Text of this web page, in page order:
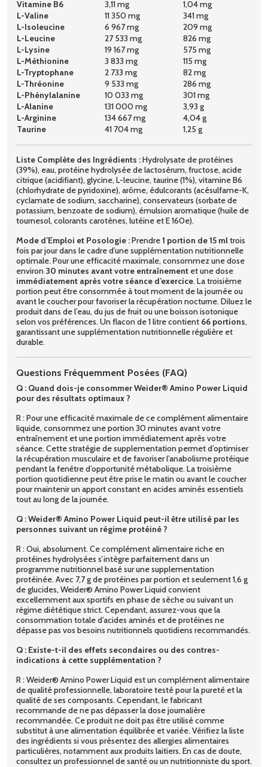
Vitamine B6 3,11 mg
1,04 mg
L-Valine
11 350 mg
341 mg
L-Isoleucine
6 967 mg
209 mg
L-Leucine
27 533 mg
826 mg
L-Lysine
19 167 mg
575 mg
L-Méthionine
3 833 mg
115 mg
L-Tryptophane
2 733 mg
82 mg
L-Thréonine
9 533 mg
286 mg
L-Phénylalanine
10 033 mg
301 mg
L-Alanine
131 000 mg
3,93 g
L-Arginine
134 667 mg
4,04 g
Taurine
41 704 mg 1,25 g
Liste Complète des Ingrédients :Hydrolysate de protéines
(39%), eau, protéine hydrolysée de lactosérum, fructose, acide
citrique (acidifiant), glycine, L-leucine, taurine (1%), vitamine B6
(chlorhydrate de pyridoxine), arôme, édulcorants (acésulfame-K,
cyclamate de sodium, saccharine), conservateurs (sorbate de
potassium, benzoate de sodium), émulsion aromatique (huile de
tournesol, colorants carotènes, lutéine et E 160e).
Mode d’Emploi et Posologie :Prendre1 portion de 15 mltrois
fois par jour dans le cadre d’une supplémentation nutritionnelle
optimale. Pour une efficacité maximale, consommez une dose
environ 30 minutes avant votre entraînement et une dose
immédiatement après votre séance d’exercice. La troisième
portion peut être consommée à tout moment de la journée ou
avant le coucher pour favoriser la récupération nocturne. Diluez le
produit dans de l’eau, du jus de fruit ou une boisson isotonique
selon vos préférences. Un flacon de 1 litre contient 66 portions,
garantissant une supplémentation nutritionnelle régulière et
durable.
Questions Fréquemment Posées (FAQ)
Q : Quand dois-je consommer Weider® Amino Power Liquid
pour des résultats optimaux ?
R : Pour une efficacité maximale de ce complément alimentaire
liquide, consommez une portion 30 minutes avant votre
entraînement et une portion immédiatement après votre
séance. Cette stratégie de supplementation permet d’optimiser
la récupération musculaire et de favoriser l’anabolisme protéique
pendant la fenêtre d’opportunité métabolique. La troisième
portion quotidienne peut être prise le matin ou avant le coucher
pour maintenir un apport constant en acides aminés essentiels
tout au long de la journée.
Q : Weider® Amino Power Liquid peut-il être utilisé par les
personnes suivant un régime protéiné ?
R : Oui, absolument. Ce complément alimentaire riche en
protéines hydrolysées s’intègre parfaitement dans un
programme nutritionnel basé sur une supplementation
protéinée. Avec 7,7 g de protéines par portion et seulement 1,6 g
de glucides, Weider® Amino Power Liquid convient
excellemment aux sportifs en phase de sèche ou suivant un
régime diététique strict. Cependant, assurez-vous que la
consommation totale d’acides aminés et de protéines ne
dépasse pas vos besoins nutritionnels quotidiens recommandés.
Q : Existe-t-il des effets secondaires ou des contres-
indications à cette supplémentation ?
R : Weider® Amino Power Liquid est un complément alimentaire
de qualité professionnelle, laboratoire testé pour la pureté et la
qualité de ses composants. Cependant, le fabricant
recommande de ne pas dépasser la dose journalière
recommandée. Ce produit ne doit pas être utilisé comme
substitut à une alimentation équilibrée et variée. Vérifiez la liste
des ingrédients si vous présentez des allergies alimentaires
particulières, notamment aux produits laitiers. En cas de doute,
consultez un professionnel de santé ou un nutritionniste du sport.